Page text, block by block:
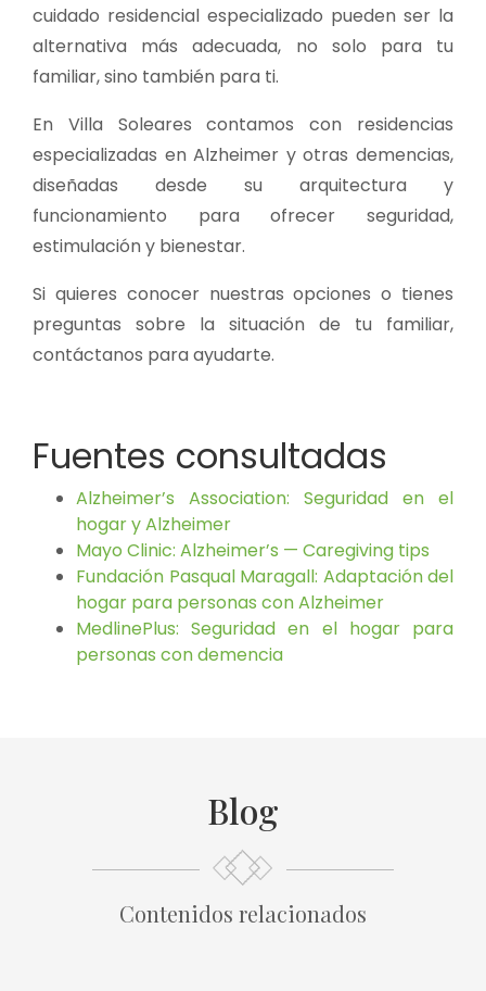
cuidado residencial especializado pueden ser la
alternativa más adecuada, no solo para tu
familiar, sino también para ti.
En Villa Soleares contamos con residencias
especializadas en Alzheimer y otras demencias,
diseñadas desde su arquitectura y
funcionamiento para ofrecer seguridad,
estimulación y bienestar.
Si quieres conocer nuestras opciones o tienes
preguntas sobre la situación de tu familiar,
contáctanos para ayudarte.
Fuentes consultadas
Alzheimer’s Association: Seguridad en el
hogar y Alzheimer
Mayo Clinic: Alzheimer’s — Caregiving tips
Fundación Pasqual Maragall: Adaptación del
hogar para personas con Alzheimer
MedlinePlus: Seguridad en el hogar para
personas con demencia
Blog
Contenidos relacionados